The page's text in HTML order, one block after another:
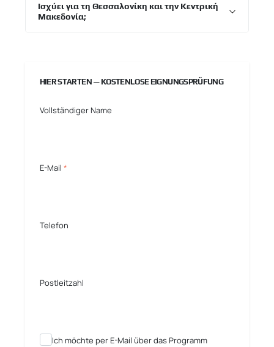
Ισχύει για τη Θεσσαλονίκη και την Κεντρική
Μακεδονία;
HIER STARTEN — KOSTENLOSE EIGNUNGSPRÜFUNG
Vollständiger Name
E-Mail *
Telefon
Postleitzahl
Ich möchte per E-Mail über das Programm